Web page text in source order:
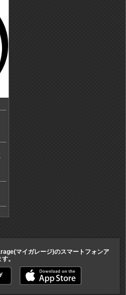
マイガレージ)のスマートフォンア
。